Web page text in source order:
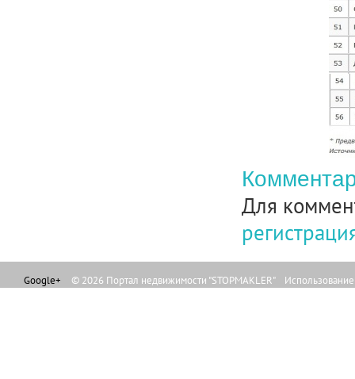
Для
Google+ © 2026 Портал недвижимости "STOPMAKLER"